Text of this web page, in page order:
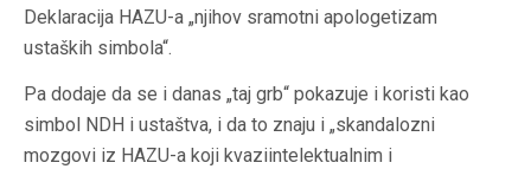
Deklaracija HAZU-a „njihov sramotni apologetizam
ustaških simbola“.
Pa dodaje da se i danas „taj grb“ pokazuje i koristi kao
simbol NDH i ustaštva, i da to znaju i „skandalozni
mozgovi iz HAZU-a koji kvaziintelektualnim i